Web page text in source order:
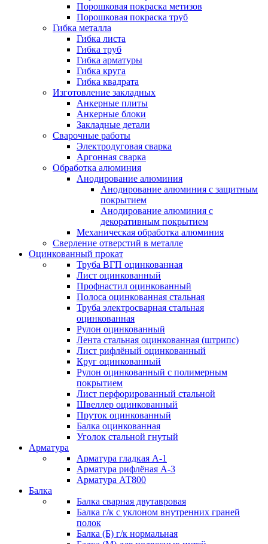
Порошковая покраска метизов
Порошковая покраска труб
Гибка металла
Гибка листа
Гибка труб
Гибка арматуры
Гибка круга
Гибка квадрата
Изготовление закладных
Анкерные плиты
Анкерные блоки
Закладные детали
Сварочные работы
Электродуговая сварка
Аргонная сварка
Обработка алюминия
Анодирование алюминия
Анодирование алюминия с защитным
покрытием
Анодирование алюминия с
декоративным покрытием
Механическая обработка алюминия
Сверление отверстий в металле
Оцинкованный прокат
Труба ВГП оцинкованная
Лист оцинкованный
Профнастил оцинкованный
Полоса оцинкованная стальная
Труба электросварная стальная
оцинкованная
Рулон оцинкованный
Лента стальная оцинкованная (штрипс)
Лист рифлёный оцинкованный
Круг оцинкованный
Рулон оцинкованный с полимерным
покрытием
Лист перфорированный стальной
Швеллер оцинкованный
Пруток оцинкованный
Балка оцинкованная
Уголок стальной гнутый
Арматура
Арматура гладкая А-1
Арматура рифлёная А-3
Арматура АТ800
Балка
Балка сварная двутавровая
Балка г/к с уклоном внутренних граней
полок
Балка (Б) г/к нормальная